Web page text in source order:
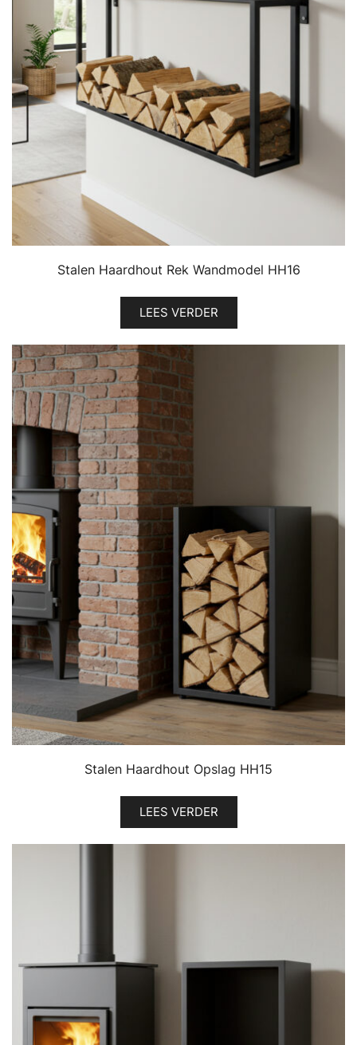
Stalen Haardhout Rek Wandmodel HH16
LEES VERDER
Stalen Haardhout Opslag HH15
LEES VERDER